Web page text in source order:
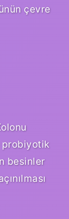
çevre
besinler